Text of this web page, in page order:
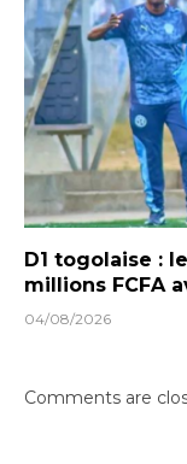
D1 togolaise :
millions FCFA
04/08/2026
Comments are